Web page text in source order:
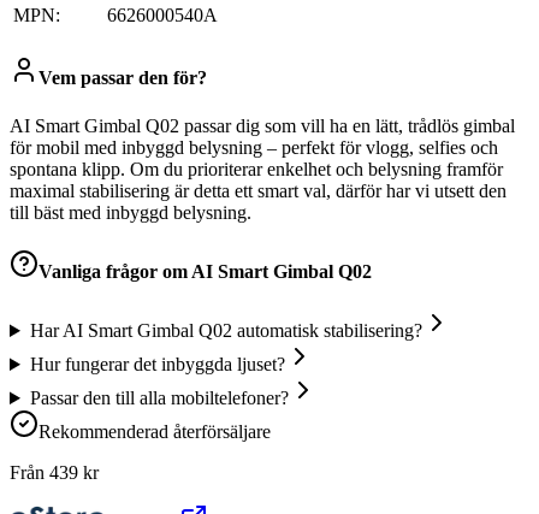
MPN: 6626000540A
Vem passar den för?
AI Smart Gimbal Q02 passar dig som vill ha en lätt, trådlös gimbal
för mobil med inbyggd belysning – perfekt för vlogg, selfies och
spontana klipp. Om du prioriterar enkelhet och belysning framför
maximal stabilisering är detta ett smart val, därför har vi utsett den
till bäst med inbyggd belysning.
Vanliga frågor om AI Smart Gimbal Q02
Har AI Smart Gimbal Q02 automatisk stabilisering?
Hur fungerar det inbyggda ljuset?
Passar den till alla mobiltelefoner?
Rekommenderad återförsäljare
Från 439 kr